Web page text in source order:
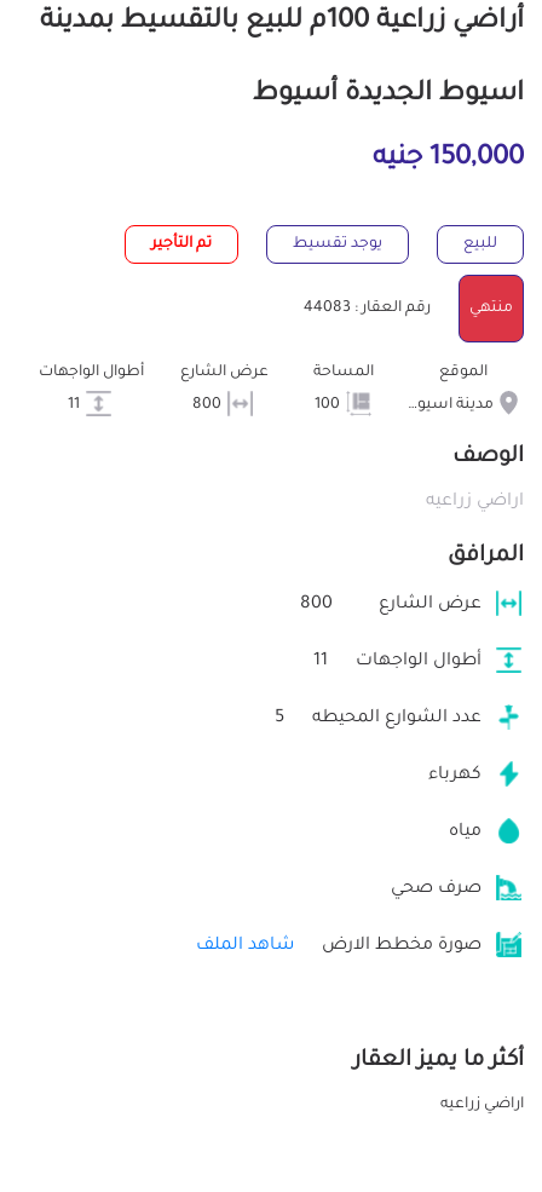
أراضي زراعية 100م للبيع بالتقسيط بمدينة
اسيوط الجديدة أسيوط
150,000 جنيه
للبيع يوجد تقسيط تم التأجير
منتهي رقم العقار : 44083
الموقع
مدينة اسيوط الجديدة
المساحة
عرض الشارع
أطوال الواجهات
الوصف
اراضي زراعيه
المرافق
عرض الشارع 800
أطوال الواجهات 11
عدد الشوارع المحيطه 5
كهرباء
مياه
صرف صحي
صورة مخطط الارض شاهد الملف
أكثر ما يميز العقار
اراضي زراعيه